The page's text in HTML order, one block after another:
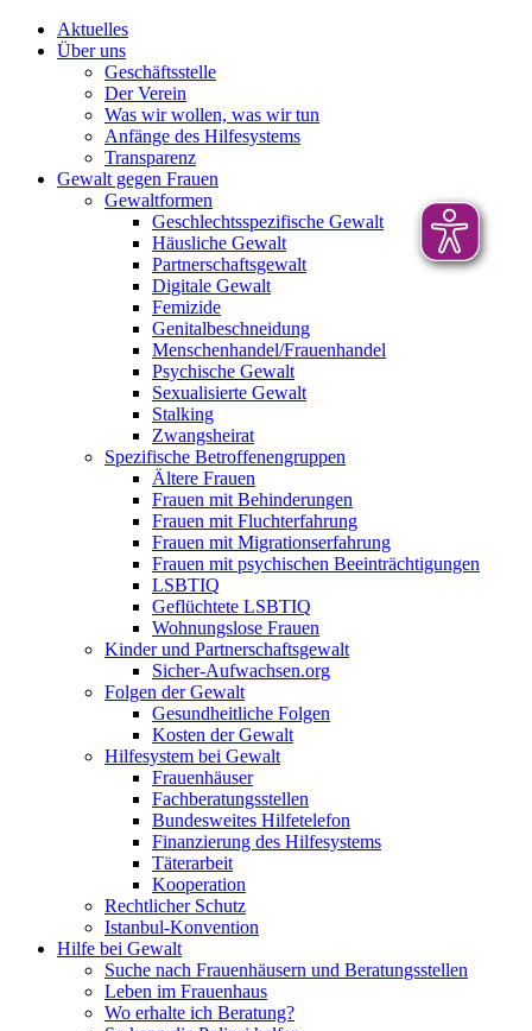
Aktuelles
Über uns
Geschäftsstelle
Der Verein
Was wir wollen, was wir tun
Anfänge des Hilfesystems
Transparenz
Gewalt gegen Frauen
Gewaltformen
Geschlechtsspezifische Gewalt
Häusliche Gewalt
Partnerschaftsgewalt
Digitale Gewalt
Femizide
Genitalbeschneidung
Menschenhandel/Frauenhandel
Psychische Gewalt
Sexualisierte Gewalt
Stalking
Zwangsheirat
Spezifische Betroffenengruppen
Ältere Frauen
Frauen mit Behinderungen
Frauen mit Fluchterfahrung
Frauen mit Migrationserfahrung
Frauen mit psychischen Beeinträchtigungen
LSBTIQ
Geflüchtete LSBTIQ
Wohnungslose Frauen
Kinder und Partnerschaftsgewalt
Sicher-Aufwachsen.org
Folgen der Gewalt
Gesundheitliche Folgen
Kosten der Gewalt
Hilfesystem bei Gewalt
Frauenhäuser
Fachberatungsstellen
Bundesweites Hilfetelefon
Finanzierung des Hilfesystems
Täterarbeit
Kooperation
Rechtlicher Schutz
Istanbul-Konvention
Hilfe bei Gewalt
Suche nach Frauenhäusern und Beratungsstellen
Leben im Frauenhaus
Wo erhalte ich Beratung?